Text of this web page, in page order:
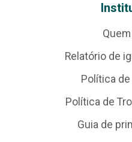
Relatório de
Política
Política de
Guia de